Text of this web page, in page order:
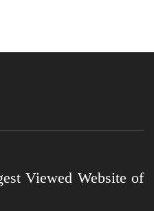
Viewed Website of